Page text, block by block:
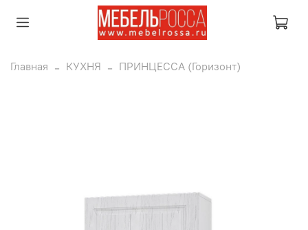
Главная КУХНЯ ПРИНЦЕССА (Горизонт)